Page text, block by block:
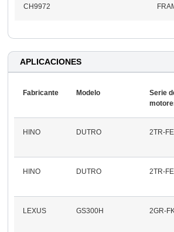
CH9972
APLICACIONES
Fabricante Modelo
Serie
HINO DUTRO 2TR-FE
HINO DUTRO 2TR-FE
LEXUS GS300H 2GR-